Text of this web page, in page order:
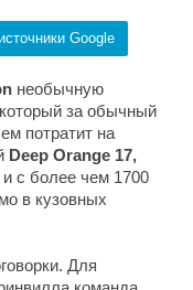
Google
необычную
за обычный
потратит на
Deep Orange 17,
и с более чем 1700
в кузовных
Для